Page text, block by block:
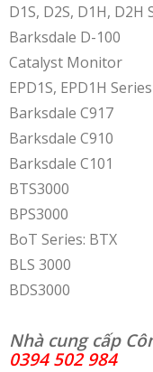
D1S, D2S, D1H, D2H
Barksdale D-100
Catalyst Monitor
EPD1S, EPD1H Series
Barksdale C917
Barksdale C910
Barksdale C101
BTS3000
BPS3000
BoT Series: BTX
BLS 3000
BDS3000
Nhà cung cấp
0394 502 984